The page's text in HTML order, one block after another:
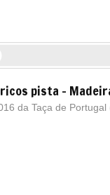
pista -
da Taça de Portugal